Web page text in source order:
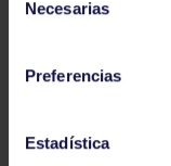
Necesarias
Preferencias
Estadística